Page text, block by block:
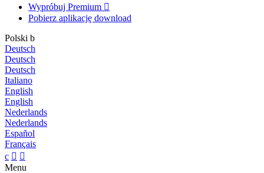
Wypróbuj Premium 
Pobierz aplikację download
Polski b
Deutsch
Deutsch
Deutsch
Italiano
English
English
Nederlands
Nederlands
Español
Français
c  
Menu